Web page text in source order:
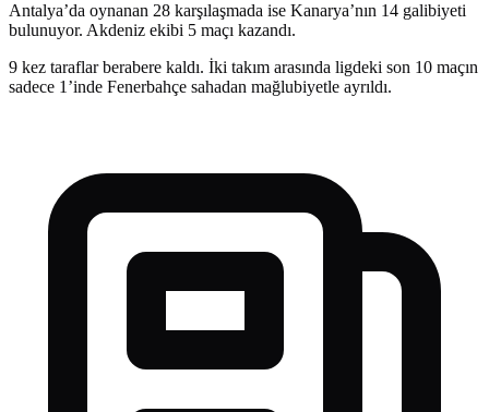
Antalya’da oynanan 28 karşılaşmada ise Kanarya’nın 14 galibiyeti
bulunuyor. Akdeniz ekibi 5 maçı kazandı.
9 kez taraflar berabere kaldı. İki takım arasında ligdeki son 10 maçın
sadece 1’inde Fenerbahçe sahadan mağlubiyetle ayrıldı.